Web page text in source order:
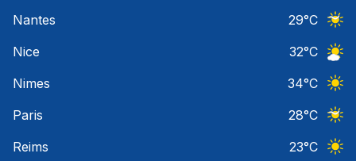
Nantes
29°C
Nice
32°C
Nimes
34°C
Paris
28°C
Reims
23°C